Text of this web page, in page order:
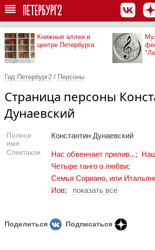
Книжные аллеи в
центре Петербурга
Гид Петербург2 / Персоны
Страница персоны
Дунаевский
Полное
имя
Константин Дунаевский
Спектакли Нас обвенчает прилив...;
Четыре танго о любви;
Семья Сориано, или
Иов; показать все
Поделиться Подписаться